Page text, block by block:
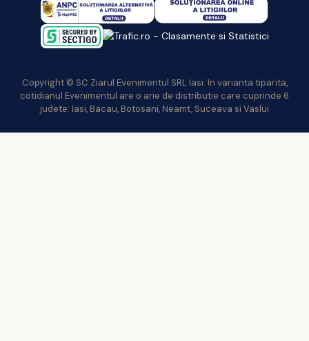
Copyright © SC Ziarul Evenimentul SRL Iasi. In varianta tiparita,
cotidianul Evenimentul are o arie de distributie care cuprinde 6
judete: Iasi, Bacau, Botosani, Neamt, Suceava si Vaslui